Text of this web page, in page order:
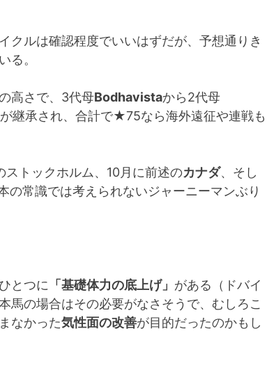
クルは確認程度でいいはずだが、予想通りき
る。
高さで、3代母Bodhavistaから2代母
が継承され、合計で★75なら海外遠征や連戦も
ストックホルム、10月に前述のカナダ、そし
の常識では考えられないジャーニーマンぶり
とつに 「基礎体力の底上げ」 がある（ドバイ
馬の場合はその必要がなさそうで、むしろこ
なかった気性面の改善が目的だったのかもし